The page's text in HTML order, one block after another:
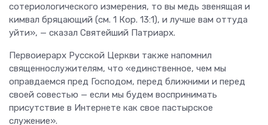
сотериологического измерения, то вы медь звенящая и
кимвал бряцающий (см. 1 Кор. 13:1), и лучше вам оттуда
уйти», — сказал Святейший Патриарх.
Первоиерарх Русской Церкви также напомнил
священнослужителям, что «единственное, чем мы
оправдаемся пред Господом, перед ближними и перед
своей совестью — если мы будем воспринимать
присутствие в Интернете как свое пастырское
служение».